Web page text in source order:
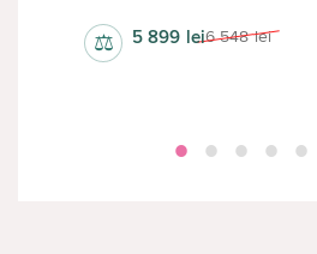
6 548 lei
5 899 lei
⚖